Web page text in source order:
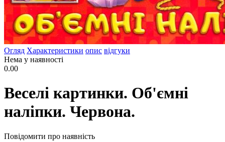
Огляд Характеристики опис відгуки
Нема у наявності
0.00
Веселі картинки. Об'ємні
наліпки. Червона.
Повідомити про наявність